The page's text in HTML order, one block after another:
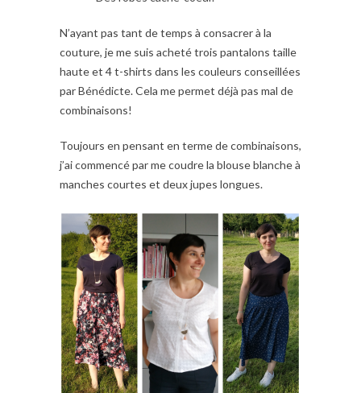
N’ayant pas tant de temps à consacrer à la
couture, je me suis acheté trois pantalons taille
haute et 4 t-shirts dans les couleurs conseillées
par Bénédicte. Cela me permet déjà pas mal de
combinaisons!
Toujours en pensant en terme de combinaisons,
j’ai commencé par me coudre la blouse blanche à
manches courtes et deux jupes longues.